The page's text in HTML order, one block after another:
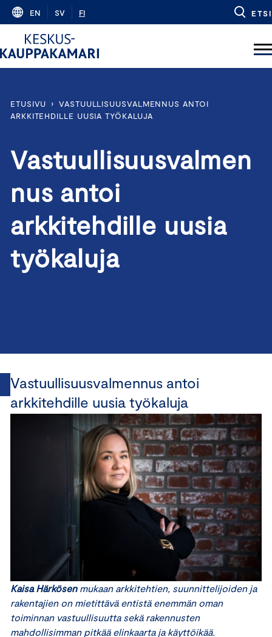
Skip
content
EN SV FI ETSI
ETUSIVU › VASTUULLISUUSVALMENNUS ANTOI
ARKKITEHDILLE UUSIA TYÖKALUJA
Vastuullisuusvalmen
nus antoi
arkkitehdille uusia
työkaluja
Vastuullisuusvalmennus antoi
arkkitehdille uusia työkaluja
Kaisa Härkösenmukaan arkkitehtien, suunnittelijoiden ja
rakentajien on mietittävä entistä enemmän oman
toiminnan vastuullisuutta sekä rakennusten
mahdollisimman pitkää elinkaarta ja käyttöikää.